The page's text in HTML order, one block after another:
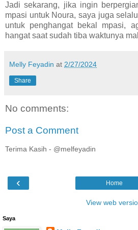
Jadi sekarang, jika ingin
mpasi untuk Noura, saya juga
untuk penghangat bekal mpasi,
hangat saat sudah tiba waktunya
Melly Feyadin at 2/27/2024
Share
No comments:
Post a Comment
Terima Kasih - @melfeyadin
‹ Home
View web
Saya